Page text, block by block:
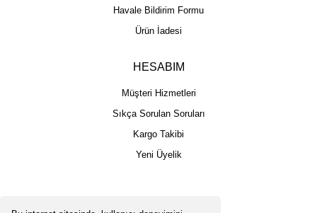
Havale Bildirim Formu
Ürün İadesi
HESABIM
Müşteri Hizmetleri
Sıkça Sorulan Soruları
Kargo Takibi
Yeni Üyelik